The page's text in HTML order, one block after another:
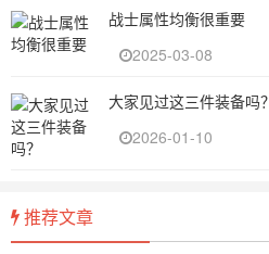
战士属性均衡很重要
2025-03-08
大家见过这三件装备吗？
2026-01-10
推荐文章